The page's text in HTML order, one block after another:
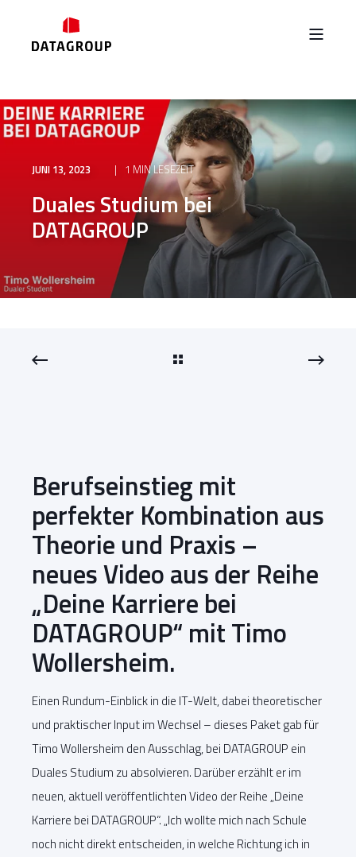
JUNI 13, 2023 1 MIN LESEZEIT
Duales Studium bei
DATAGROUP
Berufseinstieg mit
perfekter Kombination aus
Theorie und Praxis –
neues Video aus der Reihe
„Deine Karriere bei
DATAGROUP“ mit Timo
Wollersheim.
Einen Rundum-Einblick in die IT-Welt, dabei theoretischer
und praktischer Input im Wechsel – dieses Paket gab für
Timo Wollersheim den Ausschlag, bei DATAGROUP ein
Duales Studium zu absolvieren. Darüber erzählt er im
neuen, aktuell veröffentlichten Video der Reihe „Deine
Karriere bei DATAGROUP“. „Ich wollte mich nach Schule
noch nicht direkt entscheiden, in welche Richtung ich in